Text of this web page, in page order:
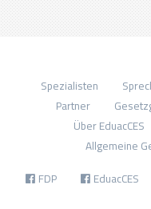
Spezialisten
Partner
Über EduacCES
Allgemeine
FDP EduacCES